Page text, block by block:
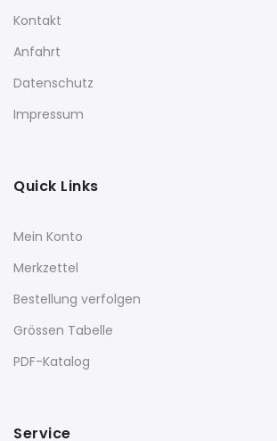
Kontakt
Anfahrt
Datenschutz
Impressum
Quick Links
Mein Konto
Merkzettel
Bestellung verfolgen
Grössen Tabelle
PDF-Katalog
Service